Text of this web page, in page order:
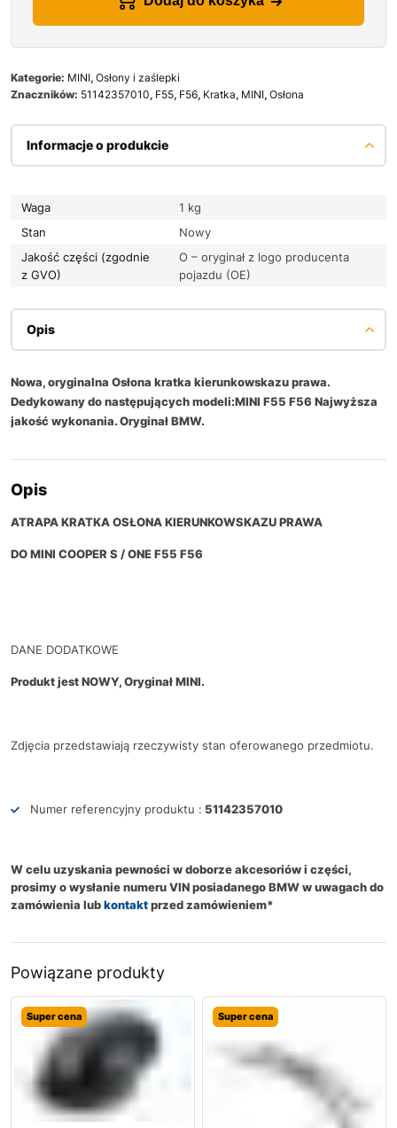
Kategorie: MINI, Osłony i zaślepki
Znaczników: 51142357010, F55, F56, Kratka, MINI, Osłona
Informacje o produkcie
Waga
1 kg
Stan
Nowy
Jakość części (zgodnie
z GVO)
O – oryginał z logo producenta
pojazdu (OE)
Opis
Nowa, oryginalna Osłona kratka kierunkowskazu prawa.
Dedykowany do następujących modeli:MINI F55 F56 Najwyższa
jakość wykonania. Oryginał BMW.
Opis
ATRAPA KRATKA OSŁONA KIERUNKOWSKAZU PRAWA
DO MINI COOPER S / ONE F55 F56
DANE DODATKOWE
Produkt jest NOWY, Oryginał MINI.
Zdjęcia przedstawiają rzeczywisty stan oferowanego przedmiotu.
Numer referencyjny produktu : 51142357010
W celu uzyskania pewności w doborze akcesoriów i części,
prosimy o wysłanie numeru VIN posiadanego BMW w uwagach do
zamówienia lubkontaktprzed zamówieniem*
Powiązane produkty
Super cena Super cena